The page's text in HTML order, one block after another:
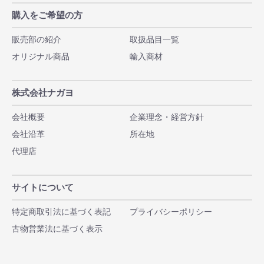
購入をご希望の方
販売部の紹介
取扱品目一覧
オリジナル商品
輸入商材
株式会社ナガヨ
会社概要
企業理念・経営方針
会社沿革
所在地
代理店
サイトについて
特定商取引法に基づく表記
プライバシーポリシー
古物営業法に基づく表示